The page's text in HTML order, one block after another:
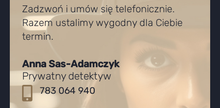
Zadzwoń i umów się telefonicznie.
Razem ustalimy wygodny dla Ciebie
termin.
Anna Sas-Adamczyk
Prywatny detektyw
783 064 940